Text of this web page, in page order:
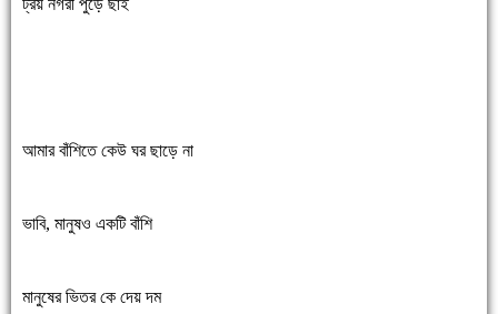
ট্রয় নগরী পুড়ে ছাই
আমার বাঁশিতে কেউ ঘর ছাড়ে না
ভাবি, মানুষও একটি বাঁশি
মানুষের ভিতর কে দেয় দম